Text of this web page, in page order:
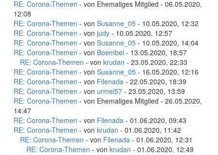
RE: Corona-Themen - von Ehemaliges Mitglied - 06.05.2020,
12:08
RE: Corona-Themen - von Susanne_05 - 10.05.2020, 12:32
RE: Corona-Themen - von judy - 10.05.2020, 12:57
RE: Corona-Themen - von Susanne_05 - 10.05.2020, 14:04
RE: Corona-Themen - von Boembel - 13.05.2020, 18:57
RE: Corona-Themen - von krudan - 23.05.2020, 22:33
RE: Corona-Themen - von Susanne_05 - 16.05.2020, 12:16
RE: Corona-Themen - von Filenada - 22.05.2020, 18:39
RE: Corona-Themen - von urmel57 - 23.05.2020, 13:59
RE: Corona-Themen - von Ehemaliges Mitglied - 26.05.2020,
14:47
RE: Corona-Themen - von Filenada - 01.06.2020, 09:43
RE: Corona-Themen - von krudan - 01.06.2020, 11:42
RE: Corona-Themen - von Filenada - 01.06.2020, 12:31
RE: Corona-Themen - von krudan - 01.06.2020, 12:49